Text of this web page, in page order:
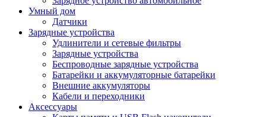
Умный дом
Датчики
Зарядные устройства
Удлинители и сетевые фильтры
Зарядные устройства
Беспроводные зарядные устройства
Батарейки и аккумуляторные батарейки
Внешние аккумуляторы
Кабели и переходники
Аксессуары